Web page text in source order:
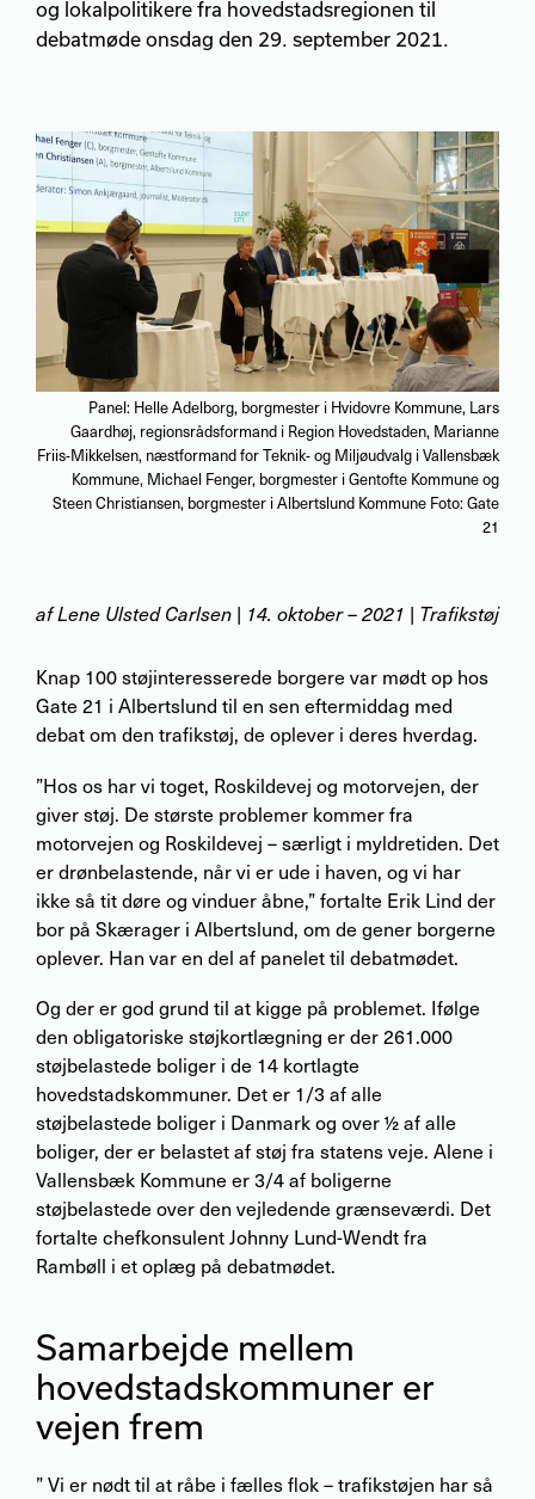
og lokalpolitikere fra hovedstadsregionen til
debatmøde onsdag den 29. september 2021.
Panel: Helle Adelborg, borgmester i Hvidovre Kommune, Lars
Gaardhøj, regionsrådsformand i Region Hovedstaden, Marianne
Friis-Mikkelsen, næstformand for Teknik- og Miljøudvalg i Vallensbæk
Kommune, Michael Fenger, borgmester i Gentofte Kommune og
Steen Christiansen, borgmester i Albertslund Kommune Foto: Gate
21
afLene Ulsted Carlsen | 14. oktober – 2021 | Trafikstøj
Knap 100 støjinteresserede borgere var mødt op hos
Gate 21 i Albertslund til en sen eftermiddag med
debat om den trafikstøj, de oplever i deres hverdag.
”Hos os har vi toget, Roskildevej og motorvejen, der
giver støj. De største problemer kommer fra
motorvejen og Roskildevej – særligt i myldretiden. Det
er drønbelastende, når vi er ude i haven, og vi har
ikke så tit døre og vinduer åbne,” fortalte Erik Lind der
bor på Skærager i Albertslund, om de gener borgerne
oplever. Han var en del af panelet til debatmødet.
Og der er god grund til at kigge på problemet. Ifølge
den obligatoriske støjkortlægning er der 261.000
støjbelastede boliger i de 14 kortlagte
hovedstadskommuner. Det er 1/3 af alle
støjbelastede boliger i Danmark og over ½ af alle
boliger, der er belastet af støj fra statens veje. Alene i
Vallensbæk Kommune er 3/4 af boligerne
støjbelastede over den vejledende grænseværdi. Det
fortalte chefkonsulent Johnny Lund-Wendt fra
Rambøll i et oplæg på debatmødet.
Samarbejde mellem
hovedstadskommuner er
vejen frem
” Vi er nødt til at råbe i fælles flok – trafikstøjen har så